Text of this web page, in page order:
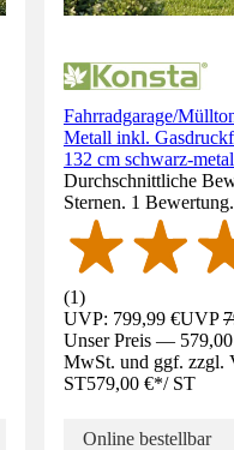
Fahrradgarage/
Metall inkl.
132 cm schwarz-
Durchschnittliche
Sternen. 1 Bewertung.
(1)
UVP: 799,99 €UVP
Unser Preis —
MwSt. und ggf. zzgl.
ST579,00 €*/ ST
Online bestellbar